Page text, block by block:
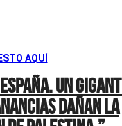
AQUÍ
Un
dañan la